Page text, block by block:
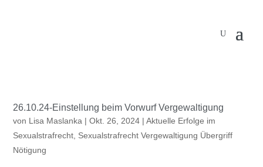
26.10.24-Einstellung beim Vorwurf Vergewaltigung
von Lisa Maslanka |Okt. 26, 2024 |Aktuelle Erfolge im
Sexualstrafrecht Sexualstrafrecht Vergewaltigung Übergriff
Nötigung